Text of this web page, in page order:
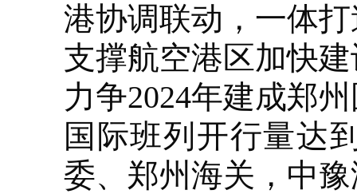
港协调联动，一体
支撑航空港区加快
力争2024年建成郑
国际班列开行量达
委、郑州海关，中